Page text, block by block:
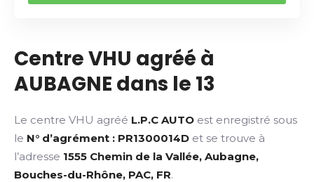
Centre VHU agréé à
AUBAGNE dans le 13
Le centre VHU agréé L.P.C AUTO est enregistré sous
le N° d’agrément : PR1300014D et se trouve à
l’adresse 1555 Chemin de la Vallée, Aubagne,
Bouches-du-Rhône, PAC, FR.